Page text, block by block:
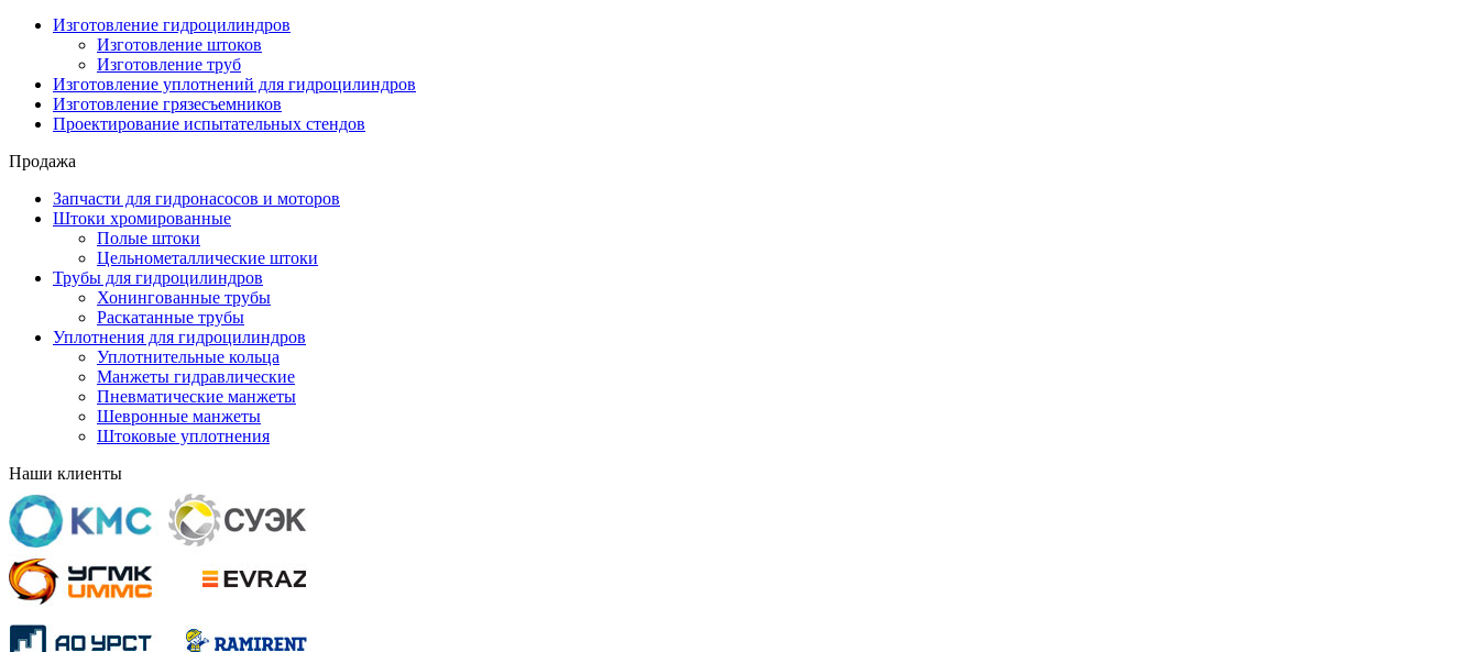
Изготовление гидроцилиндров
Изготовление штоков
Изготовление труб
Изготовление уплотнений для гидроцилиндров
Изготовление грязесъемников
Проектирование испытательных стендов
Продажа
Запчасти для гидронасосов и моторов
Штоки хромированные
Полые штоки
Цельнометаллические штоки
Трубы для гидроцилиндров
Хонингованные трубы
Раскатанные трубы
Уплотнения для гидроцилиндров
Уплотнительные кольца
Манжеты гидравлические
Пневматические манжеты
Шевронные манжеты
Штоковые уплотнения
Наши клиенты